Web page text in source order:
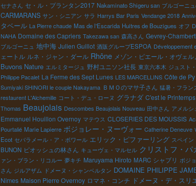
セナさん セ・ル・プランタン2017 Nakaminato Shigeru san ブルゴーニ
CARMARANS サン・シニアン サラ Harrys Bar Paris Vendange 2018
タベール La Pierre chaude Mas de l'Escarida Huitres de Bouzigues オフ
NAHA Domaine des Capriers Takezawa san 森高さん Gevrey-
ブルゴーニュ 地中海 Julien Guillot 酒販グループESPOA Développement
ェートル ルネ・ジャン・ダール Rhône メゾン・ピエール・オヴェル
Buvons Nature エルミタージュ 野村ユニソン社長 東京六本木 ジュスト
Philippe Pacalet La Ferme des Sept Lunes LES MARCELLINS Côte de Py
Sumiyaki SHINORI le couple Nakayama ＢＭＯのマサ子さん 猛暑・フラン
restaurent L'Alchemille コート・デュ・ローヌ グラナダ C'est le
Thomas Beaujolais Descombes Beaujolais Nouveau 田中さん アメルシ
Emmanuel Houillon Overnoy マテウス CLOSERIES DES MOUSSIS
Pourtalié Marie Lapierre ボジョレー・ヌーヴォー Catherine Deneuve
Ecot セパラメール・ア・ボワール エリック・ピファーリング スペイン
BUNON ピオッシュの林さん キューヴェ・マルセル クリストフ・パ
ァン・ブラン・リコルー 夢キチ Maruyama Hiroto MARC シャブリ ボジ
さん ジルアザム ドメーヌ・シャンベルタン DOMAINE PHILIPPE
Nîmes Maison Pierre Overnoy ロマネ・コンチ ドメーヌ・デ・スリ